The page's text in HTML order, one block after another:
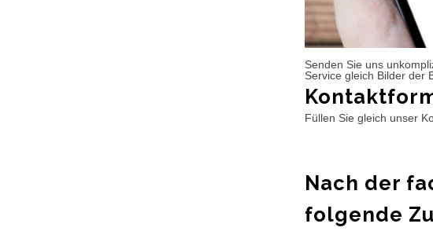
Senden Sie uns
Service gleich Bilder der
Füllen Sie gleich unser
Nach der
folgende